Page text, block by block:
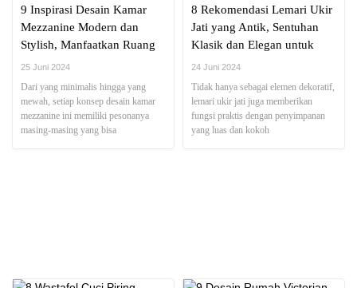
9 Inspirasi Desain Kamar
Mezzanine Modern dan
Stylish, Manfaatkan Ruang
Bawah dengan Dekorasi
25 Juni 2024
Dari yang minimalis hingga yang
mewah, setiap konsep desain kamar
mezzanine ini memiliki pesonanya
masing-masing yang bisa
8 Rekomendasi Lemari Ukir
Jati yang Antik, Sentuhan
Klasik dan Elegan untuk
Ruangan Elegan Impian
24 Juni 2024
Tidak hanya sebagai elemen dekoratif,
lemari ukir jati juga memberikan
fungsi praktis dengan penyimpanan
yang luas dan kokoh